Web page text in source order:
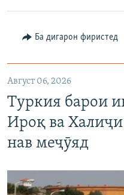
Ба дигарон фиристед
Август 06, 2026
Туркия барои
Ироқ ва
нав меҷӯяд